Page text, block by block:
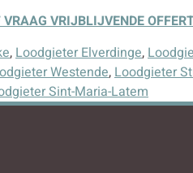
VRIJBLIJVENDE
, Loodgieter Elverdinge,
Westende, Loodgieter
Sint-Maria-Latem